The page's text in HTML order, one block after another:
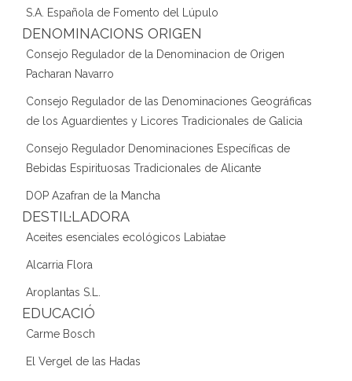
S.A. Española de Fomento del Lúpulo
DENOMINACIONS ORIGEN
Consejo Regulador de la Denominacion de Origen
Pacharan Navarro
Consejo Regulador de las Denominaciones Geográficas
de los Aguardientes y Licores Tradicionales de Galicia
Consejo Regulador Denominaciones Específicas de
Bebidas Espirituosas Tradicionales de Alicante
DOP Azafran de la Mancha
DESTIL·LADORA
Aceites esenciales ecológicos Labiatae
Alcarria Flora
Aroplantas S.L.
EDUCACIÓ
Carme Bosch
El Vergel de las Hadas